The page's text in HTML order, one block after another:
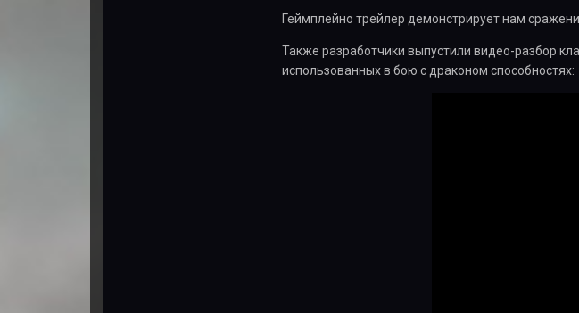
Геймплейно трейлер демонстрирует нам
Также разработчики выпустили видео-разбор
использованных в бою с драконом способностях: